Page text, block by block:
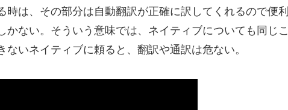
は、その部分は自動翻訳が正確に訳してくれるので便利
かない。そういう意味では、ネイティブについても同じこ
いネイティブに頼ると、翻訳や通訳は危ない。